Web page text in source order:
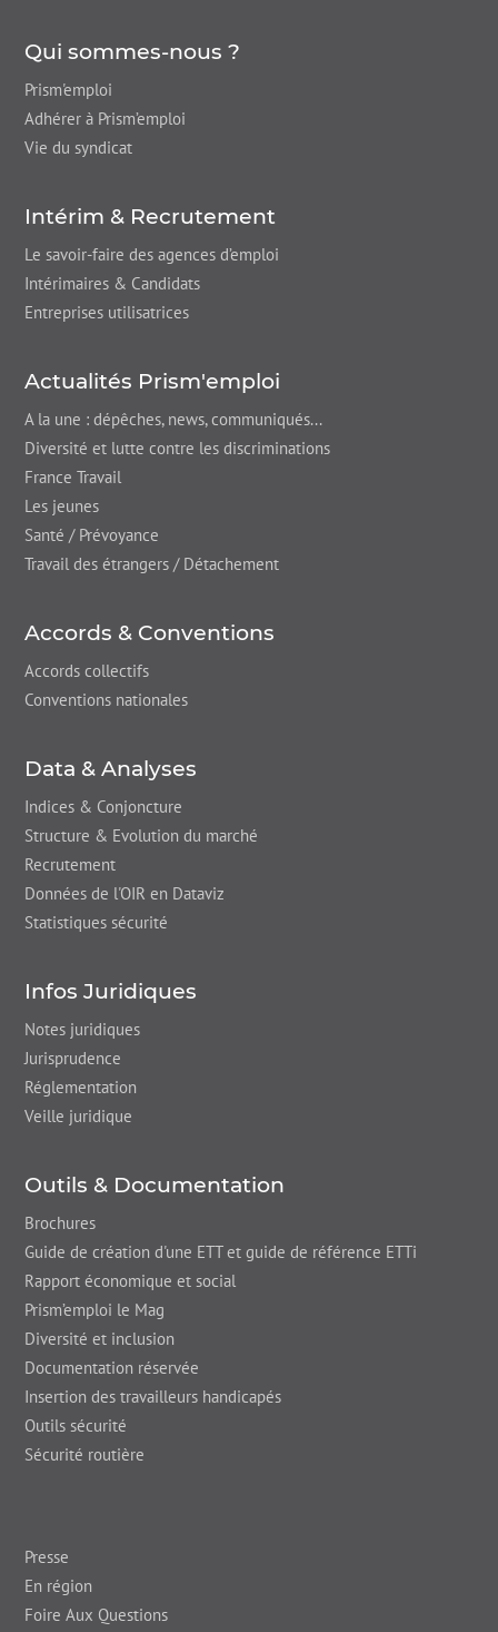
Qui sommes-nous ?
Prism'emploi
Adhérer à Prism’emploi
Vie du syndicat
Intérim & Recrutement
Le savoir-faire des agences d’emploi
Intérimaires & Candidats
Entreprises utilisatrices
Actualités Prism'emploi
A la une : dépêches, news, communiqués...
Diversité et lutte contre les discriminations
France Travail
Les jeunes
Santé / Prévoyance
Travail des étrangers / Détachement
Accords & Conventions
Accords collectifs
Conventions nationales
Data & Analyses
Indices & Conjoncture
Structure & Evolution du marché
Recrutement
Données de l'OIR en Dataviz
Statistiques sécurité
Infos Juridiques
Notes juridiques
Jurisprudence
Réglementation
Veille juridique
Outils & Documentation
Brochures
Guide de création d'une ETT et guide de référence ETTi
Rapport économique et social
Prism’emploi le Mag
Diversité et inclusion
Documentation réservée
Insertion des travailleurs handicapés
Outils sécurité
Sécurité routière
Presse
En région
Foire Aux Questions